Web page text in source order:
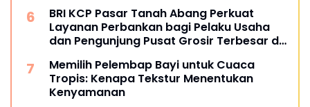
BRI KCP Pasar Tanah Abang Perkuat
Layanan Perbankan bagi Pelaku Usaha
dan Pengunjung Pusat Grosir Terbesar di
Memilih Pelembap Bayi untuk Cuaca
Tropis: Kenapa Tekstur Menentukan
Kenyamanan